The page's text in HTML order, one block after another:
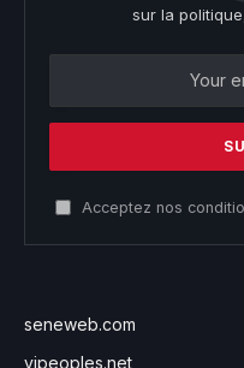
sur la
Acceptez nos
seneweb.com
vipeoples.net